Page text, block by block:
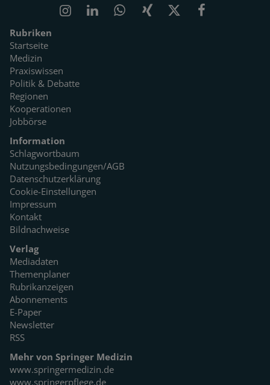
Rubriken
Startseite
Medizin
Praxiswissen
Politik & Debatte
Regionen
Kooperationen
Jobbörse
Information
Schlagwortbaum
Nutzungsbedingungen/AGB
Datenschutzerklärung
Cookie-Einstellungen
Impressum
Kontakt
Bildnachweise
Verlag
Mediadaten
Themenplaner
Rubrikanzeigen
Abonnements
E-Paper
Newsletter
RSS
Mehr von Springer Medizin
www.springermedizin.de
www.springerpflege.de